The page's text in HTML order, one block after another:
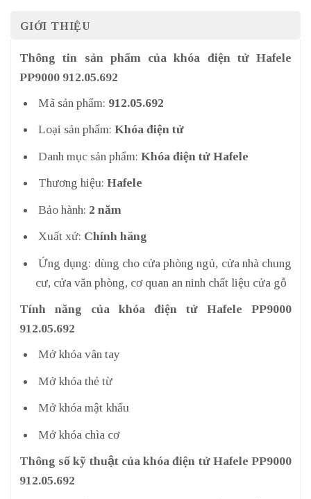
GIỚI THIỆU
Thông tin sản phẩm của khóa điện tử Hafele
PP9000 912.05.692
Mã sản phẩm: 912.05.692
Loại sản phẩm: Khóa điện tử
Danh mục sản phẩm: Khóa điện tử Hafele
Thương hiệu: Hafele
Bảo hành: 2 năm
Xuất xứ: Chính hãng
Ứng dụng: dùng cho cửa phòng ngủ, cửa nhà chung
cư, cửa văn phòng, cơ quan an ninh chất liệu cửa gỗ
Tính năng của khóa điện tử Hafele PP9000
912.05.692
Mở khóa vân tay
Mở khóa thẻ từ
Mở khóa mật khẩu
Mở khóa chìa cơ
Thông số kỹ thuật của khóa điện tử Hafele PP9000
912.05.692